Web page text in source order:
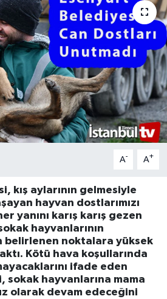
A- A+
kış aylarının gelmesiyle
hayvan dostlarımızı
yanını karış karış gezen
hayvanlarının
belirlenen noktalara yüksek
Kötü hava koşullarında
ifade eden
hayvanlarına mama
olarak devam edeceğini